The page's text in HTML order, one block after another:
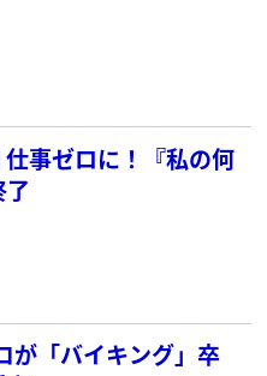
仕事ゼロに！『私の何
が「バイキング」卒